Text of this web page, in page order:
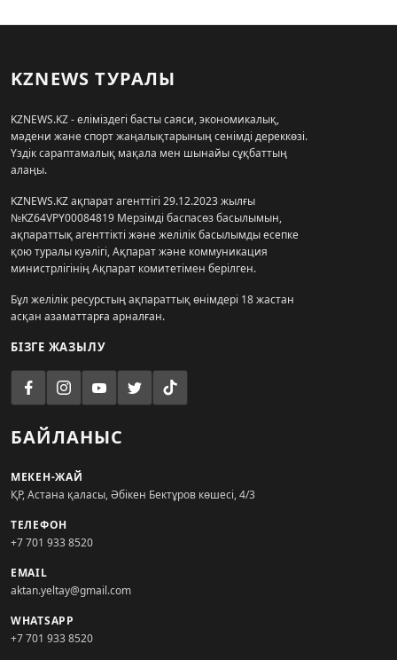
KZNEWS ТУРАЛЫ
KZNEWS.KZ - еліміздегі басты саяси, экономикалық,
мәдени және спорт жаңалықтарының сенімді дереккөзі.
Үздік сараптамалық мақала мен шынайы сұқбаттың
алаңы.
KZNEWS.KZ ақпарат агенттігі 29.12.2023 жылғы
№KZ64VPY00084819 Мерзімді баспасөз басылымын,
ақпараттық агенттікті және желілік басылымды есепке
қою туралы куәлігі, Ақпарат және коммуникация
министрлігінің Ақпарат комитетімен берілген.
Бұл желілік ресурстың ақпараттық өнімдері 18 жастан
асқан азаматтарға арналған.
БІЗГЕ ЖАЗЫЛУ
БАЙЛАНЫС
МЕКЕН-ЖАЙ
ҚР, Астана қаласы, Әбікен Бектұров көшесі, 4/3
ТЕЛЕФОН
+7 701 933 8520
EMAIL
aktan.yeltay@gmail.com
WHATSAPP
+7 701 933 8520